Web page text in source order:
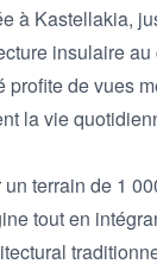
à Kastellakia,
insulaire
de vues
la vie
terrain de 1
tout en